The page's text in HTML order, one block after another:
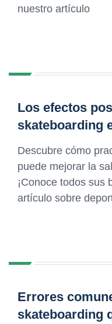
nuestro artículo
Los efectos
skateboarding
Descubre cómo
puede mejorar la
¡Conoce todos sus
artículo sobre
Errores
skateboarding